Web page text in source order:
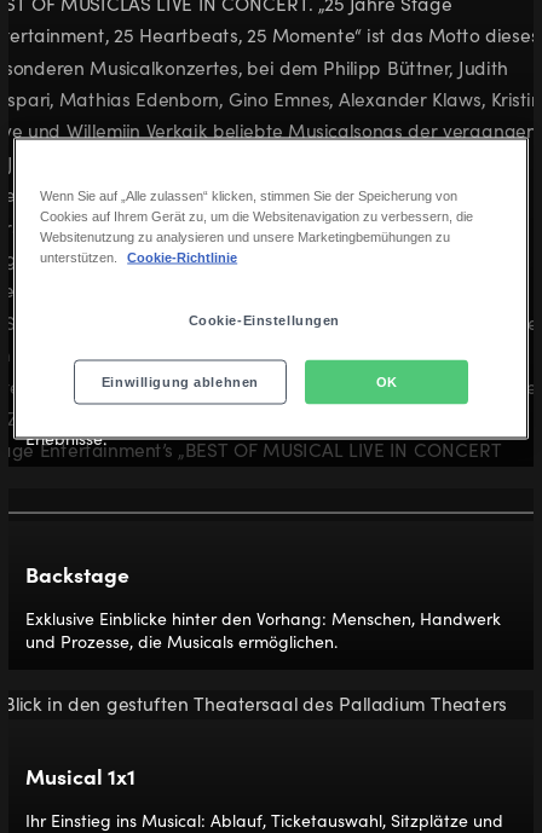
Entdecken
Erlebnisse.
Backstage
Exklusive Einblicke hinter den Vorhang: Menschen, Handwerk
und Prozesse, die Musicals ermöglichen.
Musical 1x1
Ihr Einstieg ins Musical: Ablauf, Ticketauswahl, Sitzplätze und
Wenn Sie auf „Alle zulassen“ klicken, stimmen Sie der Speicherung von
Cookies auf Ihrem Gerät zu, um die Websitenavigation zu verbessern, die
Websitenutzung zu analysieren und unsere Marketingbemühungen zu
unterstützen.
Cookie-Richtlinie
Cookie-Einstellungen
Einwilligung ablehnen OK